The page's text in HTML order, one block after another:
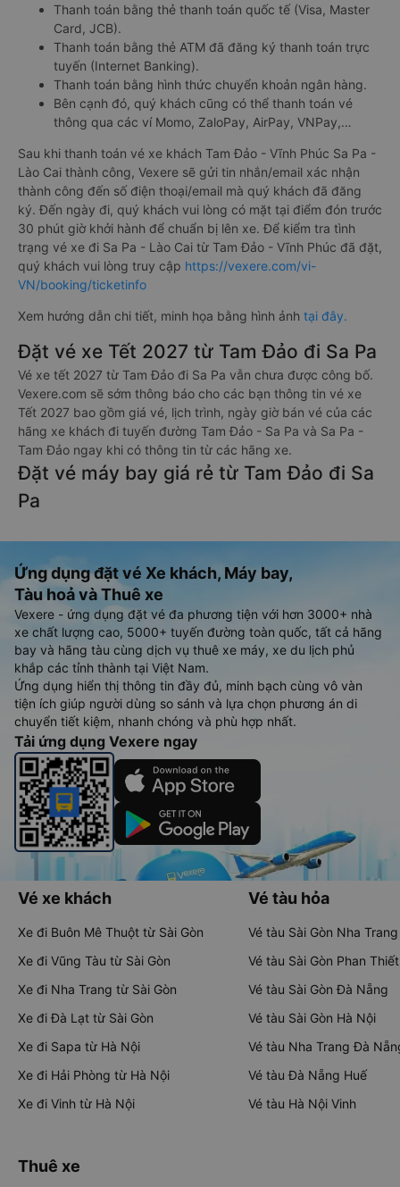
Thanh toán bằng thẻ thanh toán quốc tế (Visa, Master
Card, JCB).
Thanh toán bằng thẻ ATM đã đăng ký thanh toán trực
tuyến (Internet Banking).
Thanh toán bằng hình thức chuyển khoản ngân hàng.
Bên cạnh đó, quý khách cũng có thể thanh toán vé
thông qua các ví Momo, ZaloPay, AirPay, VNPay,…
Sau khi thanh toán vé xe khách Tam Đảo - Vĩnh Phúc Sa Pa -
Lào Cai thành công, Vexere sẽ gửi tin nhắn/email xác nhận
thành công đến số điện thoại/email mà quý khách đã đăng
ký. Đến ngày đi, quý khách vui lòng có mặt tại điểm đón trước
30 phút giờ khởi hành để chuẩn bị lên xe. Để kiểm tra tình
trạng vé xe đi Sa Pa - Lào Cai từ Tam Đảo - Vĩnh Phúc đã đặt,
quý khách vui lòng truy cập https://vexere.com/vi-
VN/booking/ticketinfo
Xem hướng dẫn chi tiết, minh họa bằng hình ảnh tại đây.
Đặt vé xe Tết 2027 từ Tam Đảo đi Sa Pa
Vé xe tết 2027 từ Tam Đảo đi Sa Pa vẫn chưa được công bố.
Vexere.com sẽ sớm thông báo cho các bạn thông tin vé xe
Tết 2027 bao gồm giá vé, lịch trình, ngày giờ bán vé của các
hãng xe khách đi tuyến đường Tam Đảo - Sa Pa và Sa Pa -
Tam Đảo ngay khi có thông tin từ các hãng xe.
Đặt vé máy bay giá rẻ từ Tam Đảo đi Sa
Pa
Ứng dụng đặt vé Xe khách, Máy bay,
Tàu hoả và Thuê xe
Vexere - ứng dụng đặt vé đa phương tiện với hơn 3000+ nhà
xe chất lượng cao, 5000+ tuyến đường toàn quốc, tất cả hãng
bay và hãng tàu cùng dịch vụ thuê xe máy, xe du lịch phủ
khắp các tỉnh thành tại Việt Nam.
Ứng dụng hiển thị thông tin đầy đủ, minh bạch cùng vô vàn
tiện ích giúp người dùng so sánh và lựa chọn phương án di
chuyển tiết kiệm, nhanh chóng và phù hợp nhất.
Tải ứng dụng Vexere ngay
Vé xe khách
Xe đi Buôn Mê Thuột từ Sài Gòn
Xe đi Vũng Tàu từ Sài Gòn
Xe đi Nha Trang từ Sài Gòn
Xe đi Đà Lạt từ Sài Gòn
Xe đi Sapa từ Hà Nội
Xe đi Hải Phòng từ Hà Nội
Xe đi Vinh từ Hà Nội
Vé tàu hỏa
Vé tàu Sài Gòn Nha Trang
Vé tàu Sài Gòn Phan Thiết
Vé tàu Sài Gòn Đà Nẵng
Vé tàu Sài Gòn Hà Nội
Vé tàu Nha Trang Đà
Vé tàu Đà Nẵng Huế
Vé tàu Hà Nội Vinh
Thuê xe